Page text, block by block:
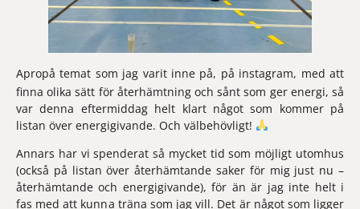
Apropå temat som jag varit inne på, på instagram, med att
finna olika sätt för återhämtning och sånt som ger energi, så
var denna eftermiddag helt klart något som kommer på
listan över energigivande. Och välbehövligt!
Annars har vi spenderat så mycket tid som möjligt utomhus
(också på listan över återhämtande saker för mig just nu –
återhämtande och energigivande), för än är jag inte helt i
fas med att kunna träna som jag vill. Det är något som ligger